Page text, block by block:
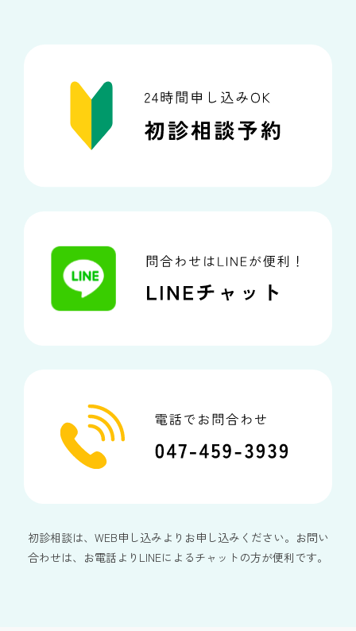
初診相談は、WEB申し込みよりお申し込みください。お問い
合わせは、お電話よりLINEによるチャットの方が便利です。